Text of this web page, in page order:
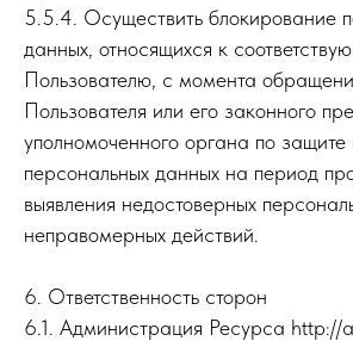
5.5.4. Осуществить блокирование
данных, относящихся к
Пользователю, с момента
Пользователя или его законного
уполномоченного органа по защите
персональных данных на период
выявления недостоверных
неправомерных действий.
6. Ответственность сторон
6.1. Администрация Ресурса http://